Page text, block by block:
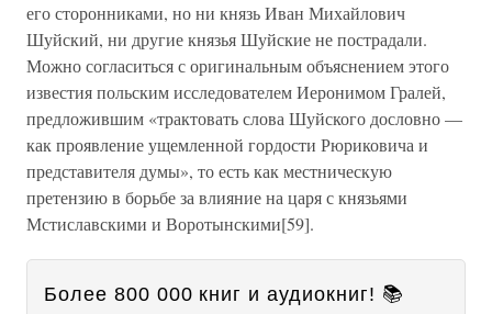
его сторонниками, но ни князь Иван Михайлович
Шуйский, ни другие князья Шуйские не пострадали.
Можно согласиться с оригинальным объяснением этого
известия польским исследователем Иеронимом Гралей,
предложившим «трактовать слова Шуйского дословно —
как проявление ущемленной гордости Рюриковича и
представителя думы», то есть как местническую
претензию в борьбе за влияние на царя с князьями
Мстиславскими и Воротынскими[59].
Более 800 000 книг и аудиокниг! 📚